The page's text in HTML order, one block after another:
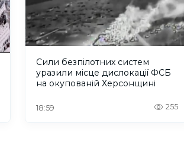
Сили безпілотних систем
уразили місце дислокації ФСБ
на окупованій Херсонщині
18:59 255